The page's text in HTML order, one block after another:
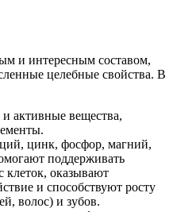
и интересным составом,
целебные свойства. В
активные вещества,
цинк, фосфор, магний,
поддерживать
клеток, оказывают
и способствуют росту
волос) и зубов.